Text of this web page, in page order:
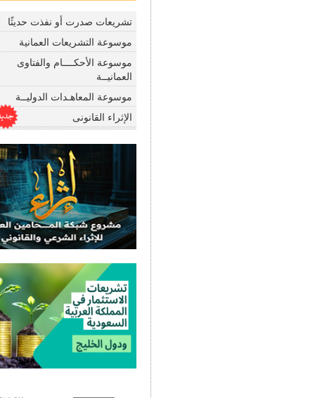
تشريعات صدرت أو نفذت حديثًا
موسوعة التشريعات العمانية
موسوعة الأحكــــام والفتاوى
العمانيــة
موسوعة المعاهـدات الدوليــة
الإثراء القانونى